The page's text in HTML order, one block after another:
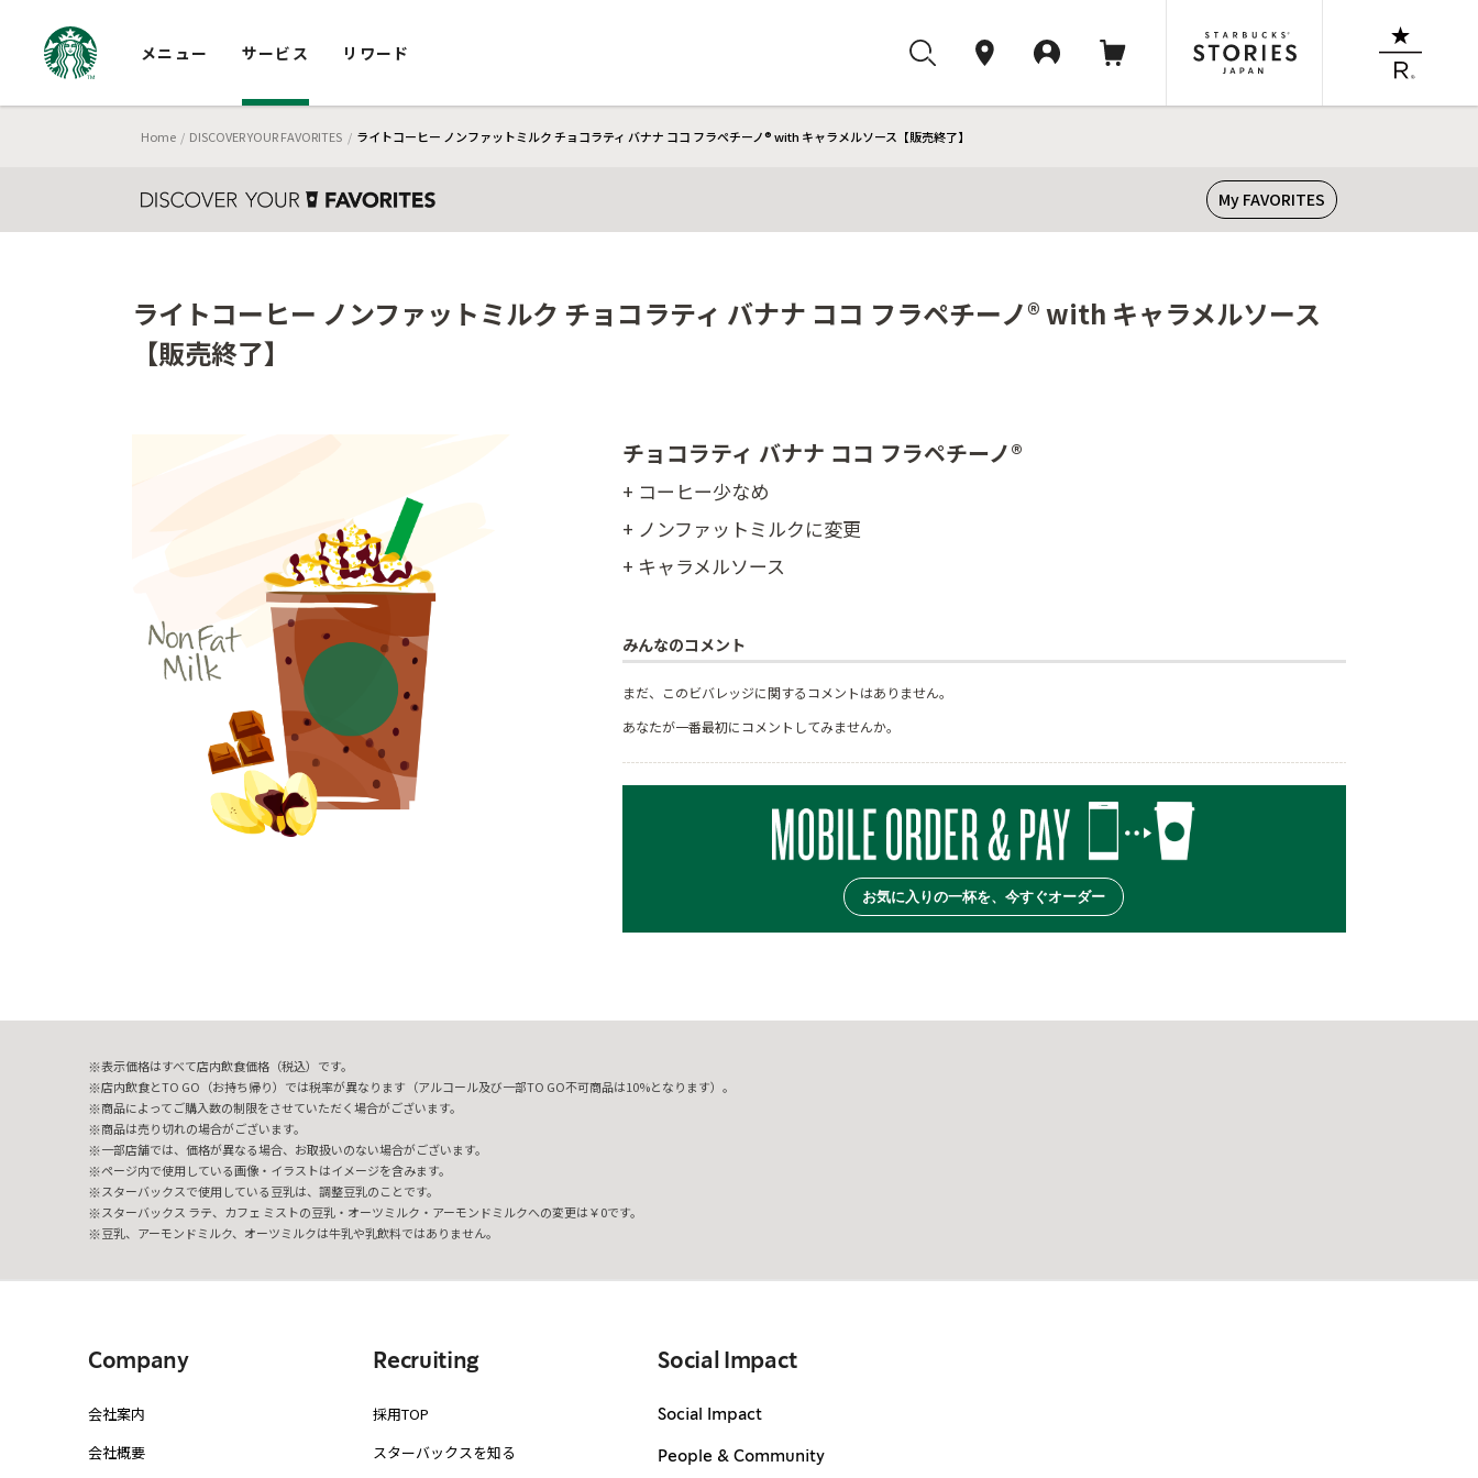
メニュー サービス リワード
Home DISCOVER YOUR FAVORITES ライトコーヒー ノンファットミルク チョコラティ バナナ ココ フラペチーノ® with キャラメルソース【販売終了】
My FAVORITES
ライトコーヒー ノンファットミルク チョコラティ バナナ ココ フラペチーノ® with キャラメルソース
【販売終了】
チョコラティ バナナ ココ フラペチーノ®
+ コーヒー少なめ
+ ノンファットミルクに変更
+ キャラメルソース
みんなのコメント
まだ、このビバレッジに関するコメントはありません。
あなたが一番最初にコメントしてみませんか。
お気に入りの一杯を、今すぐオーダー
表示価格はすべて店内飲食価格（税込）です。
店内飲食とTO GO（お持ち帰り）では税率が異なります（アルコール及び一部TO GO不可商品は10%となります）。
商品によってご購入数の制限をさせていただく場合がございます。
商品は売り切れの場合がございます。
一部店舗では、価格が異なる場合、お取扱いのない場合がございます。
ページ内で使用している画像・イラストはイメージを含みます。
スターバックスで使用している豆乳は、調整豆乳のことです。
スターバックス ラテ、カフェ ミストの豆乳・オーツミルク・アーモンドミルクへの変更は￥0です。
豆乳、アーモンドミルク、オーツミルクは牛乳や乳飲料ではありません。
Company
会社案内
会社概要
Recruiting
採用TOP
スターバックスを知る
Social Impact
Social Impact
People & Community